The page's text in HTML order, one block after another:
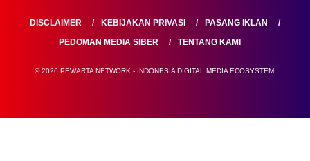
DISCLAIMER KEBIJAKAN PRIVASI
PASANG IKLAN
PEDOMAN MEDIA SIBER
TENTANG KAMI
© 2026 PEWARTA NETWORK - INDONESIA DIGITAL MEDIA ECOSYSTEM.